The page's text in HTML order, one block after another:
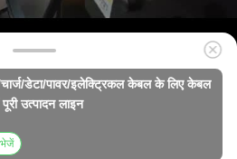
डेटा/पावर/इलेक्ट्रिकल केबल के लिए केबल
उत्पादन लाइन